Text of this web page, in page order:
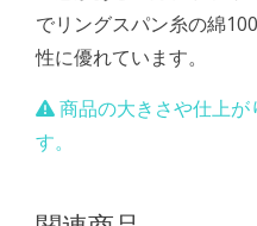
でリングスパン糸の綿
性に優れています。
商品の大きさや仕上が
す。